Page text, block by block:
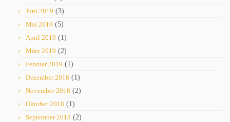
Juni 2019 (3)
Mai 2019 (5)
April 2019 (1)
März 2019 (2)
Februar 2019 (1)
Dezember 2018 (1)
November 2018 (2)
Oktober 2018 (1)
September 2018 (2)